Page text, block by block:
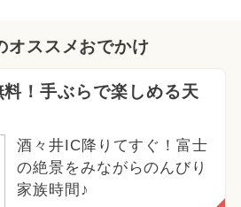
オススメおでかけ
！手ぶらで楽しめる天
酒々井IC降りてすぐ！富士
の絶景をみながらのんびり
家族時間♪